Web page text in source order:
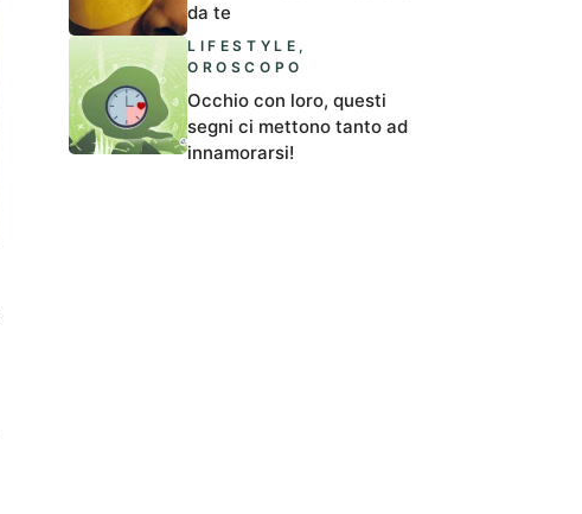
da te
LIFESTYLE ,
OROSCOPO
Occhio con loro, questi
segni ci mettono tanto ad
innamorarsi!